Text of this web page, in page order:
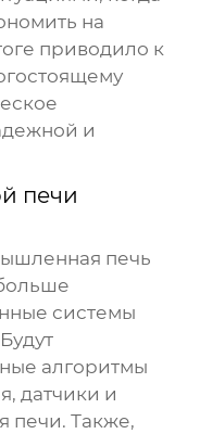
на
приводило к
и
печи
печь
системы
алгоритмы
датчики и
печи. Также,